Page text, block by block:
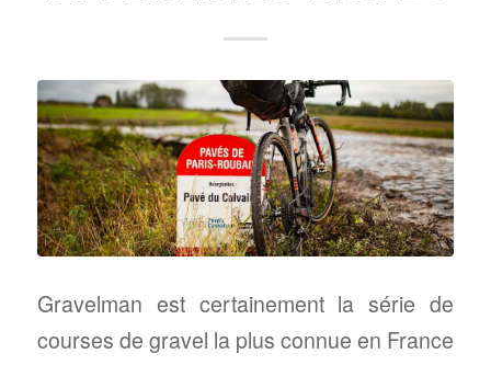
Gravelman est certainement la série de
courses de gravel la plus connue en France